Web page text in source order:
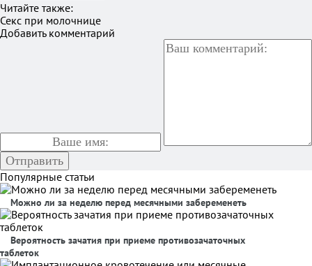
Читайте также:
Секс при молочнице
Добавить комментарий
Популярные статьи
Можно ли за неделю перед месячными забеременеть
Вероятность зачатия при приеме противозачаточных
таблеток